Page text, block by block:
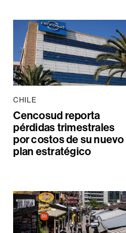
CHILE
Cencosud reporta
pérdidas trimestrales
por costos de su nuevo
plan estratégico